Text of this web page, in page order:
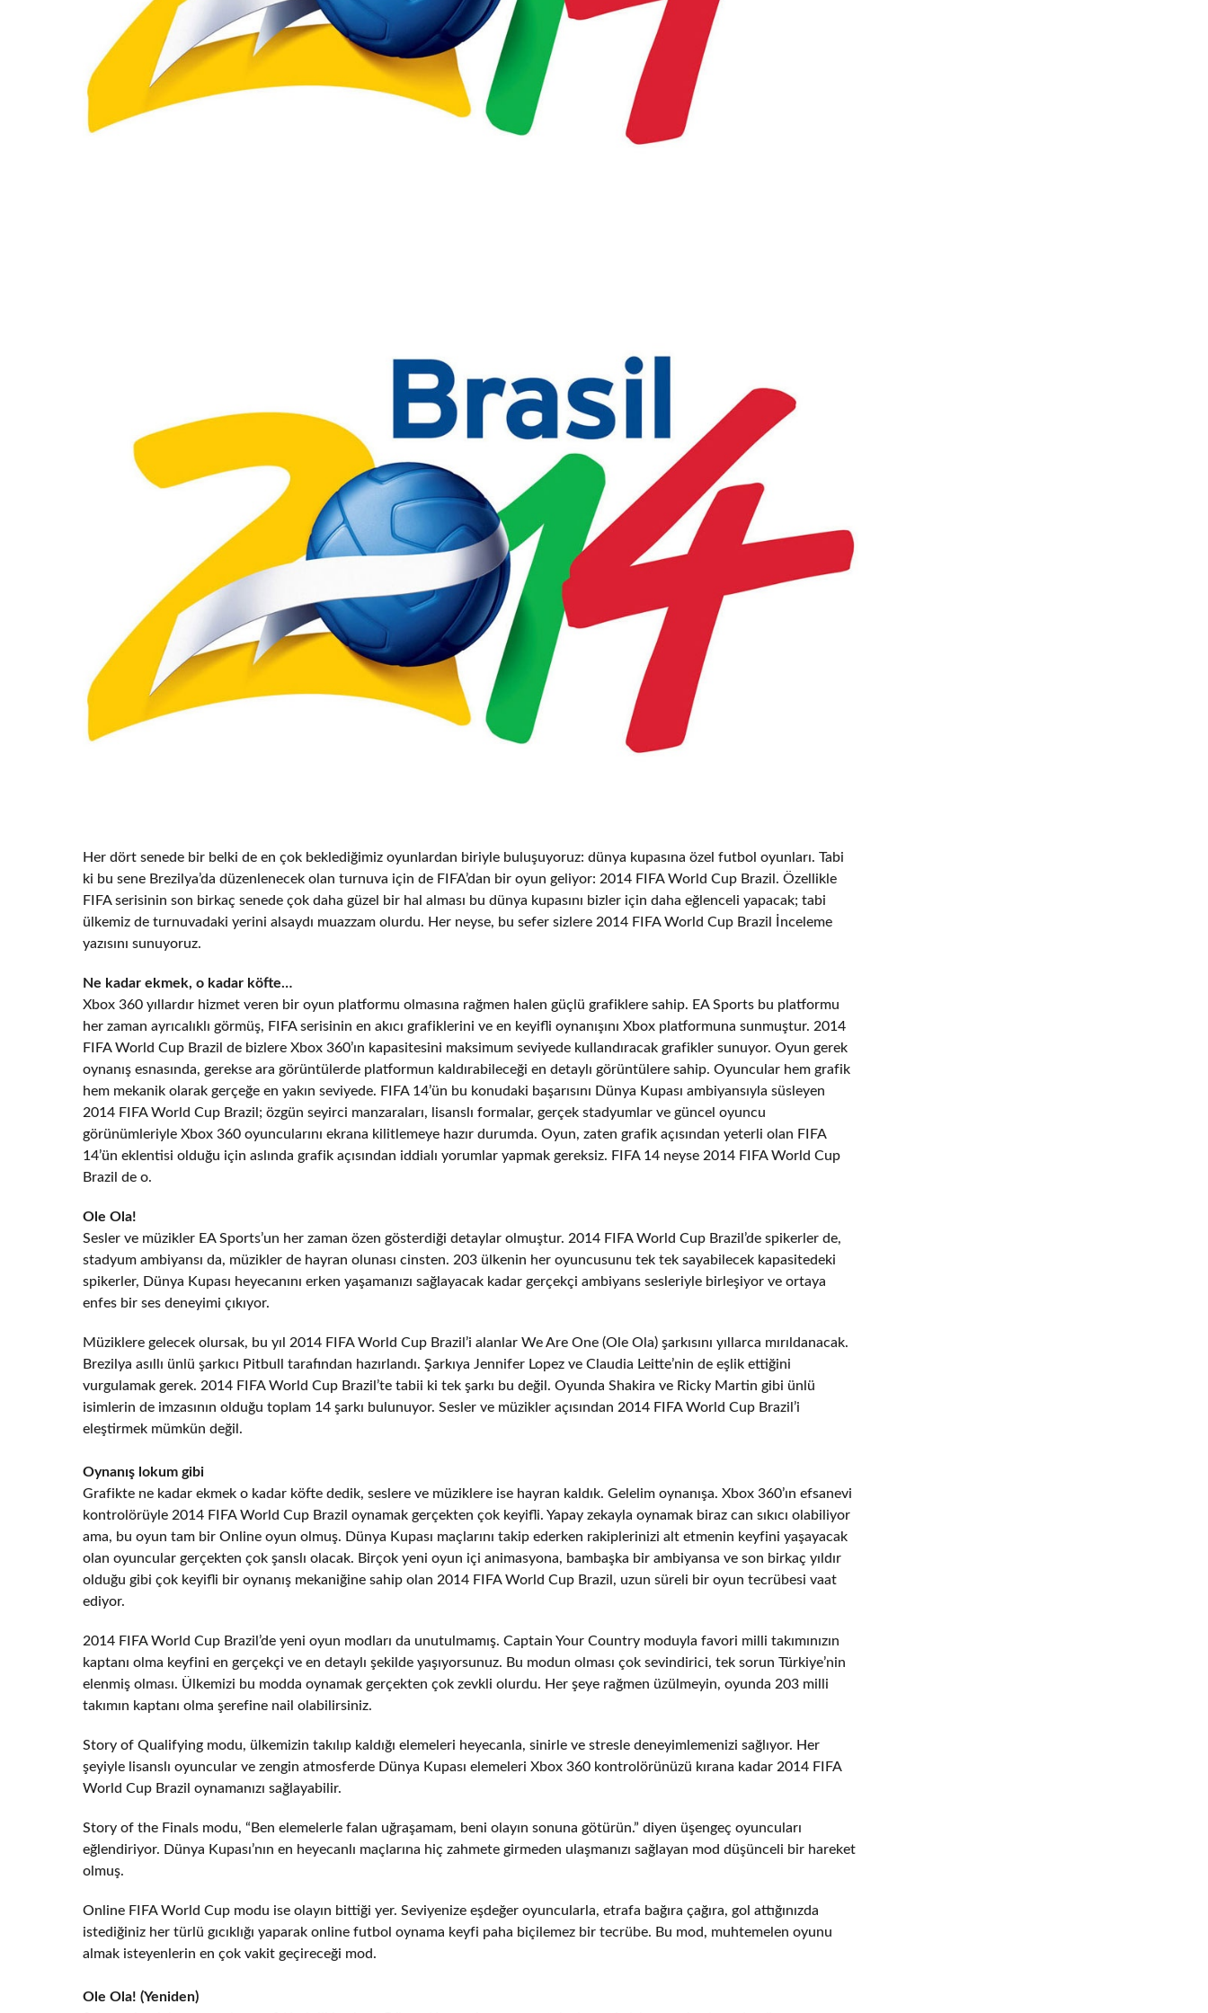
Her dört senede bir belki de en çok beklediğimiz oyunlardan biriyle buluşuyoruz: dünya kupasına özel futbol oyunları. Tabi
ki bu sene Brezilya’da düzenlenecek olan turnuva için de FIFA’dan bir oyun geliyor: 2014 FIFA World Cup Brazil. Özellikle
FIFA serisinin son birkaç senede çok daha güzel bir hal alması bu dünya kupasını bizler için daha eğlenceli yapacak; tabi
ülkemiz de turnuvadaki yerini alsaydı muazzam olurdu. Her neyse, bu sefer sizlere 2014 FIFA World Cup Brazil İnceleme
yazısını sunuyoruz.
Ne kadar ekmek, o kadar köfte…
Xbox 360 yıllardır hizmet veren bir oyun platformu olmasına rağmen halen güçlü grafiklere sahip. EA Sports bu platformu
her zaman ayrıcalıklı görmüş, FIFA serisinin en akıcı grafiklerini ve en keyifli oynanışını Xbox platformuna sunmuştur. 2014
FIFA World Cup Brazil de bizlere Xbox 360’ın kapasitesini maksimum seviyede kullandıracak grafikler sunuyor. Oyun gerek
oynanış esnasında, gerekse ara görüntülerde platformun kaldırabileceği en detaylı görüntülere sahip. Oyuncular hem grafik
hem mekanik olarak gerçeğe en yakın seviyede. FIFA 14’ün bu konudaki başarısını Dünya Kupası ambiyansıyla süsleyen
2014 FIFA World Cup Brazil; özgün seyirci manzaraları, lisanslı formalar, gerçek stadyumlar ve güncel oyuncu
görünümleriyle Xbox 360 oyuncularını ekrana kilitlemeye hazır durumda. Oyun, zaten grafik açısından yeterli olan FIFA
14’ün eklentisi olduğu için aslında grafik açısından iddialı yorumlar yapmak gereksiz. FIFA 14 neyse 2014 FIFA World Cup
Brazil de o.
Ole Ola!
Sesler ve müzikler EA Sports’un her zaman özen gösterdiği detaylar olmuştur. 2014 FIFA World Cup Brazil’de spikerler de,
stadyum ambiyansı da, müzikler de hayran olunası cinsten. 203 ülkenin her oyuncusunu tek tek sayabilecek kapasitedeki
spikerler, Dünya Kupası heyecanını erken yaşamanızı sağlayacak kadar gerçekçi ambiyans sesleriyle birleşiyor ve ortaya
enfes bir ses deneyimi çıkıyor.
Müziklere gelecek olursak, bu yıl 2014 FIFA World Cup Brazil’i alanlar We Are One (Ole Ola) şarkısını yıllarca mırıldanacak.
Brezilya asıllı ünlü şarkıcı Pitbull tarafından hazırlandı. Şarkıya Jennifer Lopez ve Claudia Leitte’nin de eşlik ettiğini
vurgulamak gerek. 2014 FIFA World Cup Brazil’te tabii ki tek şarkı bu değil. Oyunda Shakira ve Ricky Martin gibi ünlü
isimlerin de imzasının olduğu toplam 14 şarkı bulunuyor. Sesler ve müzikler açısından 2014 FIFA World Cup Brazil’i
eleştirmek mümkün değil.
Oynanış lokum gibi
Grafikte ne kadar ekmek o kadar köfte dedik, seslere ve müziklere ise hayran kaldık. Gelelim oynanışa. Xbox 360’ın efsanevi
kontrolörüyle 2014 FIFA World Cup Brazil oynamak gerçekten çok keyifli. Yapay zekayla oynamak biraz can sıkıcı olabiliyor
ama, bu oyun tam bir Online oyun olmuş. Dünya Kupası maçlarını takip ederken rakiplerinizi alt etmenin keyfini yaşayacak
olan oyuncular gerçekten çok şanslı olacak. Birçok yeni oyun içi animasyona, bambaşka bir ambiyansa ve son birkaç yıldır
olduğu gibi çok keyifli bir oynanış mekaniğine sahip olan 2014 FIFA World Cup Brazil, uzun süreli bir oyun tecrübesi vaat
ediyor.
2014 FIFA World Cup Brazil’de yeni oyun modları da unutulmamış. Captain Your Country moduyla favori milli takımınızın
kaptanı olma keyfini en gerçekçi ve en detaylı şekilde yaşıyorsunuz. Bu modun olması çok sevindirici, tek sorun Türkiye’nin
elenmiş olması. Ülkemizi bu modda oynamak gerçekten çok zevkli olurdu. Her şeye rağmen üzülmeyin, oyunda 203 milli
takımın kaptanı olma şerefine nail olabilirsiniz.
Story of Qualifying modu, ülkemizin takılıp kaldığı elemeleri heyecanla, sinirle ve stresle deneyimlemenizi sağlıyor. Her
şeyiyle lisanslı oyuncular ve zengin atmosferde Dünya Kupası elemeleri Xbox 360 kontrolörünüzü kırana kadar 2014 FIFA
World Cup Brazil oynamanızı sağlayabilir.
Story of the Finals modu, “Ben elemelerle falan uğraşamam, beni olayın sonuna götürün.” diyen üşengeç oyuncuları
eğlendiriyor. Dünya Kupası’nın en heyecanlı maçlarına hiç zahmete girmeden ulaşmanızı sağlayan mod düşünceli bir hareket
olmuş.
Online FIFA World Cup modu ise olayın bittiği yer. Seviyenize eşdeğer oyuncularla, etrafa bağıra çağıra, gol attığınızda
istediğiniz her türlü gıcıklığı yaparak online futbol oynama keyfi paha biçilemez bir tecrübe. Bu mod, muhtemelen oyunu
almak isteyenlerin en çok vakit geçireceği mod.
Ole Ola! (Yeniden)